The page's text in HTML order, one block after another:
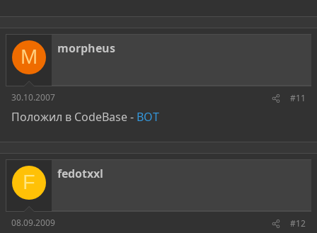
M morpheus
30.10.2007 #11
Положил в CodeBase - ВОТ
F fedotxxl
08.09.2009 #12